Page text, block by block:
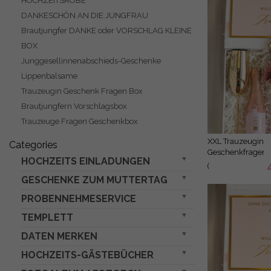
DANKESCHÖN AN DIE JUNGFRAU
Brautjungfer DANKE oder VORSCHLAG KLEINE
BOX
Junggesellinnenabschieds-Geschenke
Lippenbalsame
Trauzeugin Geschenk Fragen Box
Brautjungfern Vorschlagsbox
Trauzeuge Fragen Geschenkbox
Categories
HOCHZEITS EINLADUNGEN
Gold / Roségold / Silber / Glitzer
Einladungen für VIP/ Boxeinladungen für
Plexiglas Acrylspiegel
3-fach gefaltete Hochzeitseinladungen
GESCHENKE ZUM MUTTERTAG
Geschenkset Entspannung
Geschenkset mit Tasse
Grußkarten für Mama
PROBENNEHMESERVICE
Muster
TEMPLETT
Hochzeits Einladung Download
Hochzeitsset
DATEN MERKEN
rustikale Boho-Magnete
HOCHZEITS-GÄSTEBÜCHER
XXL Trauzeugin
Geschenkfragen
Box,
Trauzeuge,
Möchtest Du
(